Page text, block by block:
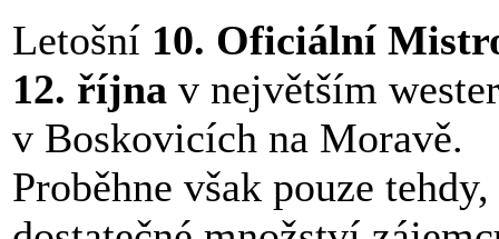
Letošní 10. Oficiální
12. října v největším
v Boskovicích na Moravě.
Proběhne však pouze